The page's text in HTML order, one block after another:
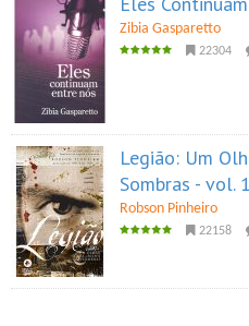
Zibia Gasparetto
22304
Legião: Um
Sombras - vol. 1
Robson Pinheiro
22158